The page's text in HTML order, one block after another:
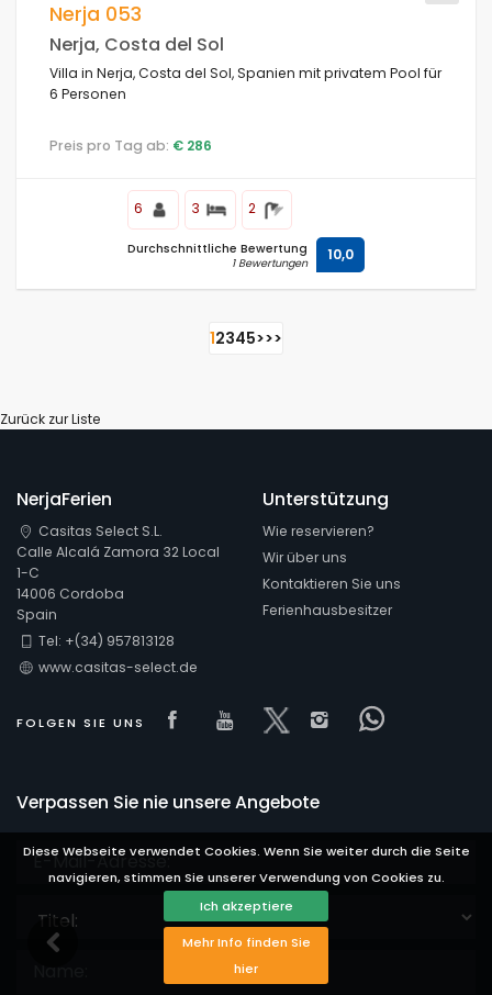
Diese Webseite verwendet Cookies. Wenn Sie weiter durch die Seite
navigieren, stimmen Sie unserer Verwendung von Cookies zu.
Ich akzeptiere
Mehr Info finden Sie
hier
Nerja 053
Nerja, Costa del Sol
Villa in Nerja, Costa del Sol, Spanien mit privatem Pool für
6 Personen
Preis pro Tag ab: € 286
6 3 2
Durchschnittliche Bewertung
1 Bewertungen 10,0
12345>>>
Zurück zur Liste
NerjaFerien
Casitas Select S.L.
Calle Alcalá Zamora 32 Local
1-C
14006 Cordoba
Spain
Tel: +(34) 957813128
www.casitas-select.de
FOLGEN SIE UNS Visit our Facebook page
Visit our youtube page
Visit our x page
Visit our
Visit our
Unterstützung
Wie reservieren?
Wir über uns
Kontaktieren Sie uns
Ferienhausbesitzer
Verpassen Sie nie unsere Angebote